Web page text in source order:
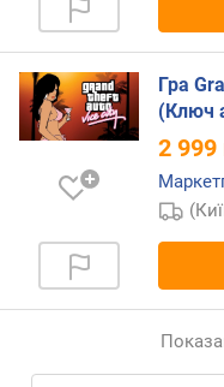
Гра
(Ключ
2 999